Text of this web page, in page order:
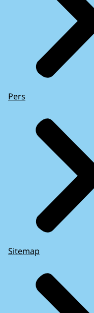
Pers
Sitemap